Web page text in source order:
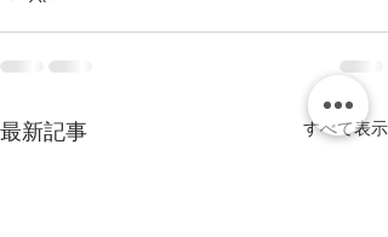
最新記事 すべて表示